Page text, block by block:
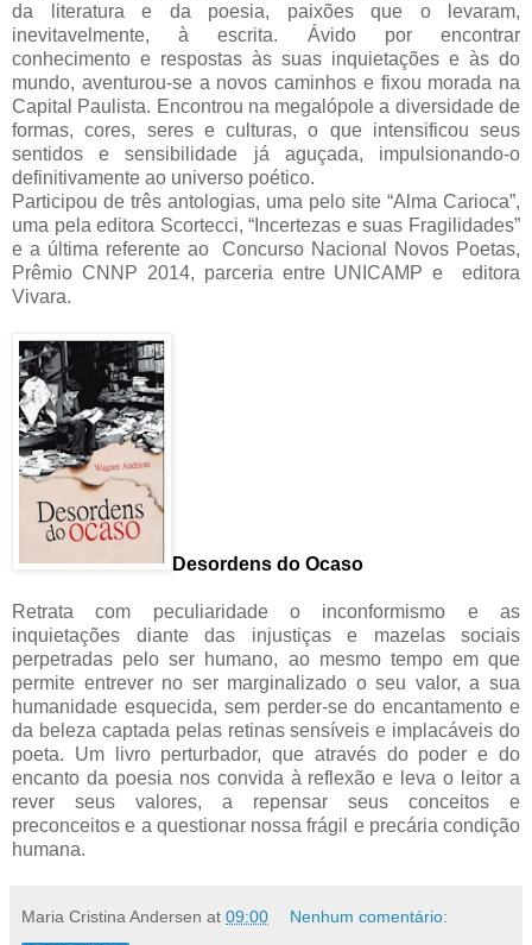
da literatura e da poesia, paixões que o levaram,
inevitavelmente, à escrita. Ávido por encontrar
conhecimento e respostas às suas inquietações e às do
mundo, aventurou-se a novos caminhos e fixou morada na
Capital Paulista. Encontrou na megalópole a diversidade de
formas, cores, seres e culturas, o que intensificou seus
sentidos e sensibilidade já aguçada, impulsionando-o
definitivamente ao universo poético.
Participou de três antologias, uma pelo site “Alma Carioca”,
uma pela editora Scortecci, “Incertezas e suas Fragilidades”
e a última referente ao Concurso Nacional Novos Poetas,
Prêmio CNNP 2014, parceria entre UNICAMP e editora
Vivara.
Desordens do Ocaso
Retrata com peculiaridade o inconformismo e as
inquietações diante das injustiças e mazelas sociais
perpetradas pelo ser humano, ao mesmo tempo em que
permite entrever no ser marginalizado o seu valor, a sua
humanidade esquecida, sem perder-se do encantamento e
da beleza captada pelas retinas sensíveis e implacáveis do
poeta. Um livro perturbador, que através do poder e do
encanto da poesia nos convida à reflexão e leva o leitor a
rever seus valores, a repensar seus conceitos e
preconceitos e a questionar nossa frágil e precária condição
humana.
Maria Cristina Andersen at 09:00 Nenhum comentário: